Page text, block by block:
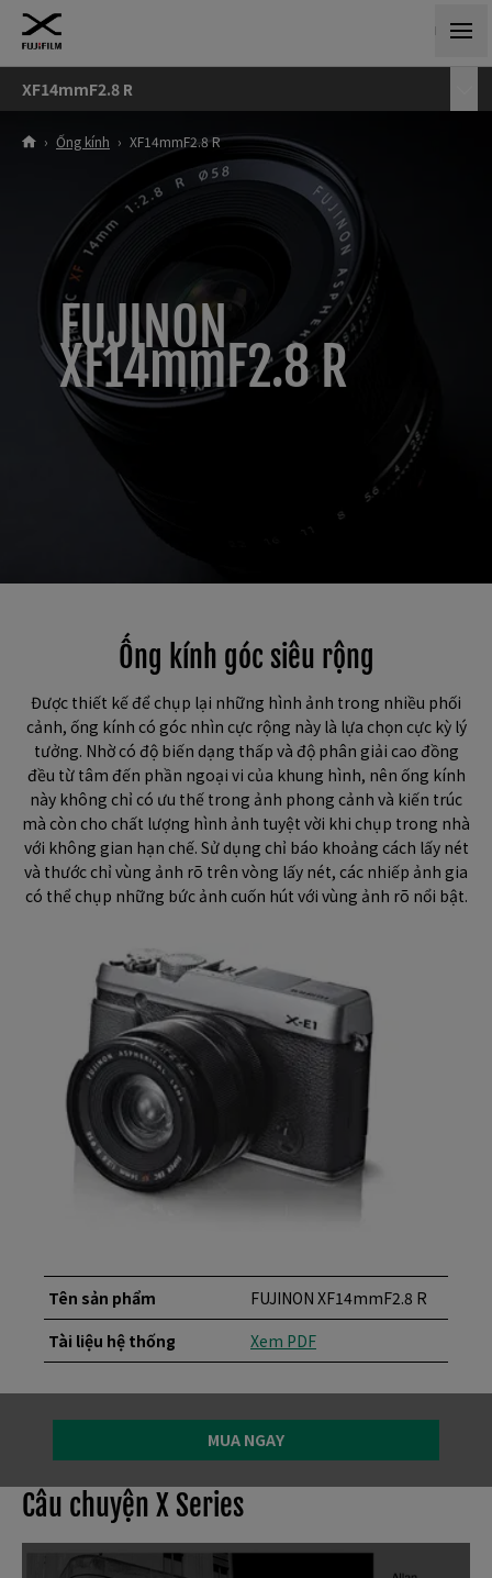
XF14mmF2.8 R
› Ống kính › XF14mmF2.8 R
FUJINON
XF14mmF2.8 R
Ống kính góc siêu rộng
Được thiết kế để chụp lại những hình ảnh trong nhiều phối
cảnh, ống kính có góc nhìn cực rộng này là lựa chọn cực kỳ lý
tưởng. Nhờ có độ biến dạng thấp và độ phân giải cao đồng
đều từ tâm đến phần ngoại vi của khung hình, nên ống kính
này không chỉ có ưu thế trong ảnh phong cảnh và kiến trúc
mà còn cho chất lượng hình ảnh tuyệt vời khi chụp trong nhà
với không gian hạn chế. Sử dụng chỉ báo khoảng cách lấy nét
và thước chỉ vùng ảnh rõ trên vòng lấy nét, các nhiếp ảnh gia
có thể chụp những bức ảnh cuốn hút với vùng ảnh rõ nổi bật.
Tên sản phẩm
FUJINON XF14mmF2.8 R
Tài liệu hệ thống
Xem PDF
MUA NGAY
Câu chuyện X Series